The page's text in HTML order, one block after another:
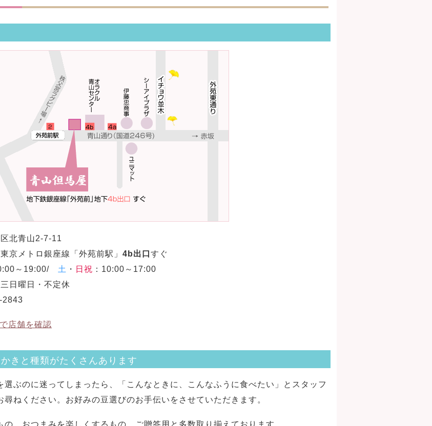
北青山2-7-11
京メトロ銀座線「外苑前駅」 4b出口 すぐ
～19:00/ 土 ・ 日祝 ：10:00～17:00
日曜日・不定休
2843
店舗を確認
きと種類がたくさんあります
選ぶのに迷ってしまったら、「こんなときに、こんなふうに食べたい」とスタッフ
尋ねください。お好みの豆選びのお手伝いをさせていただきます。
の、おつまみを楽しくするもの、ご贈答用と多数取り揃えております。